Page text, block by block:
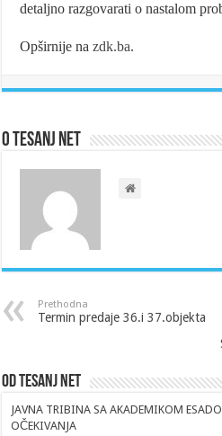
detaljno razgovarati o nastalom
Opširnije nazdk.ba.
O Tesanj Net
Prethodna
Termin predaje 36.i 37.objekta
Od Tesanj Net
JAVNA TRIBINA SA AKADEMIKOM
OČEKIVANJA